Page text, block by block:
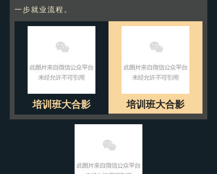
一步就业流程。
培训班大合影 培训班大合影